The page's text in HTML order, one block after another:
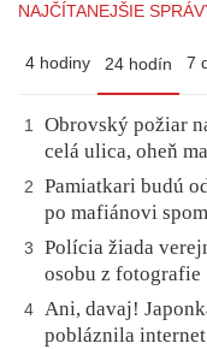
NAJČÍTANEJŠIE
4 hodiny 24 hodín 7
1
Obrovský požiar
celá ulica, oheň
2
Pamiatkari budú
po mafiánovi
3
Polícia žiada
osobu z fotografie
4 Ani, davaj!
pobláznila